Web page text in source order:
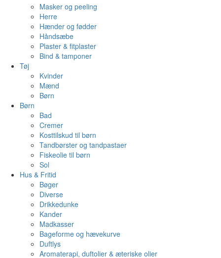
Masker og peeling
Herre
Hænder og fødder
Håndsæbe
Plaster & fitplaster
Bind & tamponer
Tøj
Kvinder
Mænd
Børn
Børn
Bad
Cremer
Kosttilskud til børn
Tandbørster og tandpastaer
Fiskeolie til børn
Sol
Hus & Fritid
Bøger
Diverse
Drikkedunke
Kander
Madkasser
Bageforme og hævekurve
Duftlys
Aromaterapi, duftolier & æteriske olier